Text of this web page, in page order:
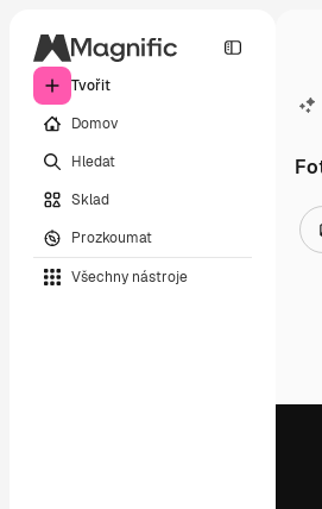
Tvořit
Domov
Hledat
Sklad
Prozkoumat
Všechny nástroje